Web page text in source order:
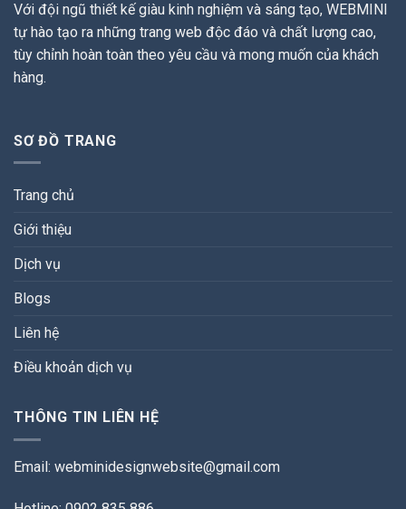
Với đội ngũ thiết kế giàu kinh nghiệm và sáng tạo, WEBMINI
tự hào tạo ra những trang web độc đáo và chất lượng cao,
tùy chỉnh hoàn toàn theo yêu cầu và mong muốn của khách
hàng.
SƠ ĐỒ TRANG
Trang chủ
Giới thiệu
Dịch vụ
Blogs
Liên hệ
Điều khoản dịch vụ
THÔNG TIN LIÊN HỆ
Email: webminidesignwebsite@gmail.com